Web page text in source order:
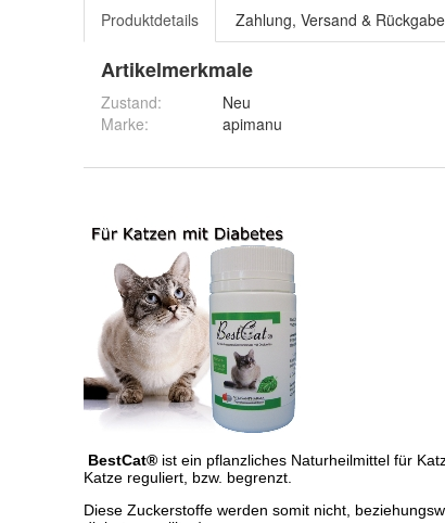
Produktdetails Zahlung, Versand & Rückgabe
Artikelmerkmale
Zustand:
Neu
Marke:
apimanu